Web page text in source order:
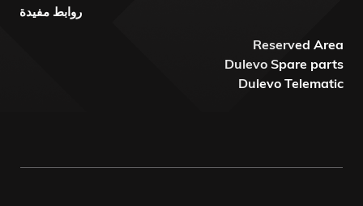
روابط مفيدة
Reserved Area
Dulevo Spare parts
Dulevo Telematic